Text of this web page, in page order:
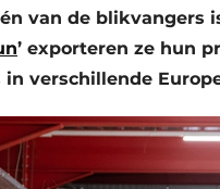
van de blikvangers
’ exporteren ze hun
verschillende